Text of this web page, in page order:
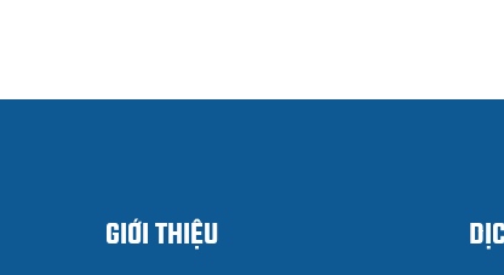
GIỚI THIỆU